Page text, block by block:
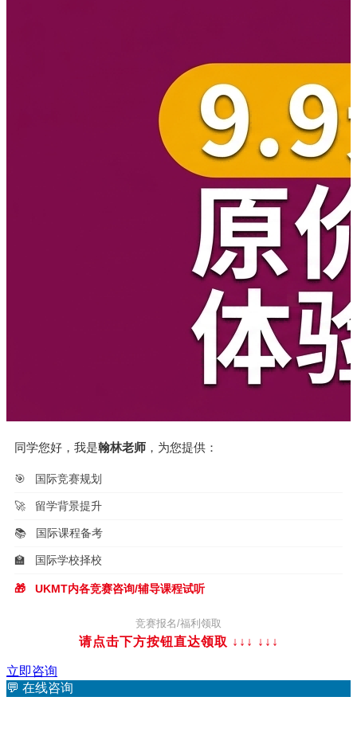
同学您好，我是翰林老师 ，为您提供：
🎯 国际竞赛规划
🚀 留学背景提升
📚 国际课程备考
🏫 国际学校择校
🎁 UKMT内各竞赛咨询/辅导课程试听
竞赛报名/福利领取
请点击下方按钮直达领取 ↓↓↓ ↓↓↓
立即咨询
💬 在线咨询